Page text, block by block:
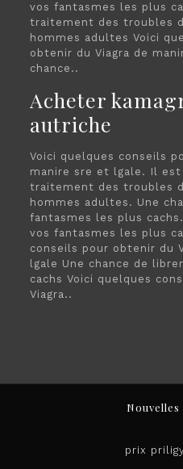
vos fantasmes les plus
traitement des troubles
hommes adultes Voici
obtenir du Viagra de
chance..
Acheter
autriche
Voici quelques conseils
manire sre et lgale. Il est
traitement des troubles
hommes adultes. Une
fantasmes les plus
vos fantasmes les plus
conseils pour obtenir du
lgale Une chance de
cachs Voici quelques
Viagra..
prix